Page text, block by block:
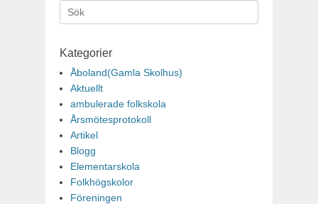
Sök
efter:
Kategorier
Åboland(Gamla Skolhus)
Aktuellt
ambulerade folkskola
Årsmötesprotokoll
Artikel
Blogg
Elementarskola
Folkhögskolor
Föreningen